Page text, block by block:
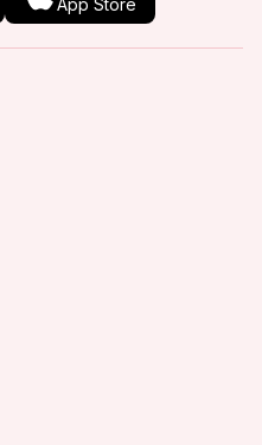
App Store